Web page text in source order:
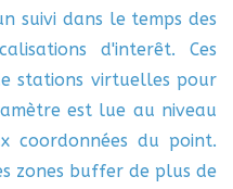
suivi dans le temps des
d'interêt. Ces
stations virtuelles pour
est lue au niveau
coordonnées du point.
zones buffer de plus de